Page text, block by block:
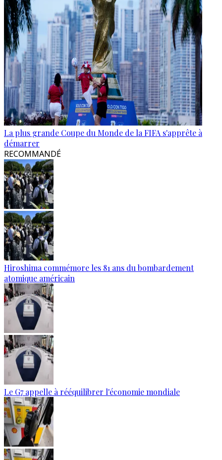
La plus grande Coupe du Monde de la FIFA s'apprête à
démarrer
RECOMMANDÉ
Hiroshima commémore les 81 ans du bombardement
atomique américain
Le G7 appelle à rééquilibrer l'économie mondiale